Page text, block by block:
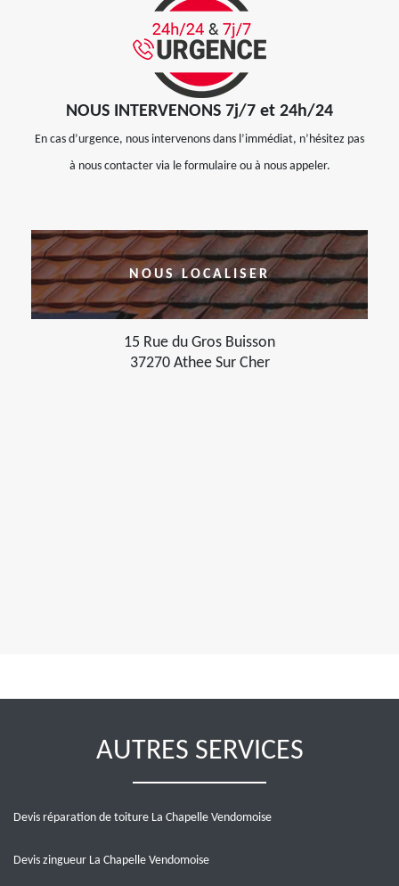
NOUS INTERVENONS 7j/7 et 24h/24
En cas d’urgence, nous intervenons dans l’immédiat, n’hésitez pas
à nous contacter via le formulaire ou à nous appeler.
NOUS LOCALISER
15 Rue du Gros Buisson
37270 Athee Sur Cher
AUTRES SERVICES
Devis réparation de toiture La Chapelle Vendomoise
Devis zingueur La Chapelle Vendomoise